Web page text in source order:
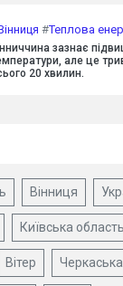
#Теплова
зазнає
але це
20 хвилин.
Вінниця
Київська область
Вітер